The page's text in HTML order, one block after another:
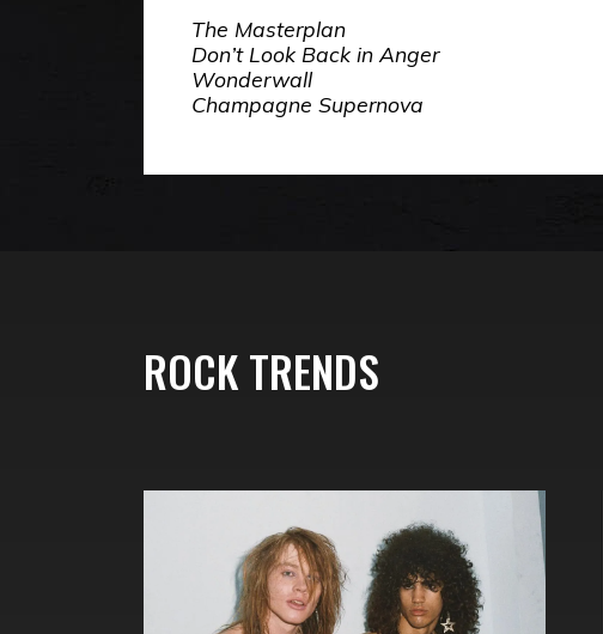
The Masterplan
Don’t Look Back in Anger
Wonderwall
Champagne Supernova
ROCK TRENDS